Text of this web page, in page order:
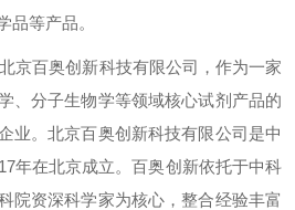
品等产品。
百奥创新科技有限公司，作为一家
、分子生物学等领域核心试剂产品的
业。北京百奥创新科技有限公司是中
年在北京成立。百奥创新依托于中科
院资深科学家为核心，整合经验丰富